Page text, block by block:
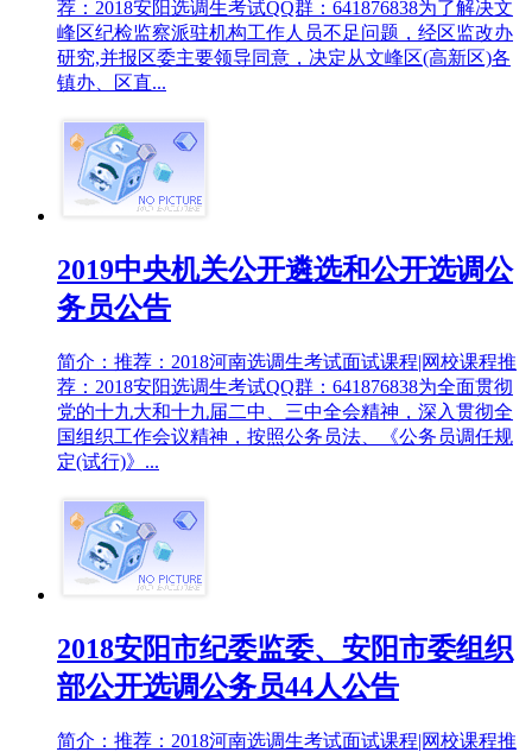
荐：2018安阳选调生考试QQ群：641876838为了解决文
峰区纪检监察派驻机构工作人员不足问题，经区监改办
研究,并报区委主要领导同意，决定从文峰区(高新区)各
镇办、区直...
2019中央机关公开遴选和公开选调公
务员公告
简介：推荐：2018河南选调生考试面试课程|网校课程推
荐：2018安阳选调生考试QQ群：641876838为全面贯彻
党的十九大和十九届二中、三中全会精神，深入贯彻全
国组织工作会议精神，按照公务员法、《公务员调任规
定(试行)》...
2018安阳市纪委监委、安阳市委组织
部公开选调公务员44人公告
简介：推荐：2018河南选调生考试面试课程|网校课程推